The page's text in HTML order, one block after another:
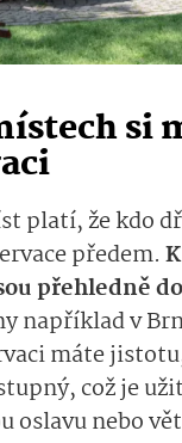
si
platí, že kdo
předem.
přehledně
například v
máte
což je
oslavu nebo